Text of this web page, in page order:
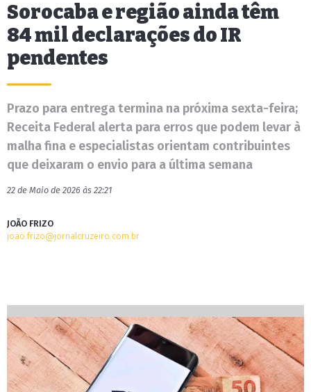
Sorocaba e região ainda têm
84 mil declarações do IR
pendentes
Prazo para entrega termina na próxima sexta-feira;
Receita Federal alerta para erros que podem levar à
malha fina e especialistas orientam contribuintes
que deixaram o envio para a última semana
22 de Maio de 2026 às 22:21
JOÃO FRIZO
joao.frizo@jornalcruzeiro.com.br